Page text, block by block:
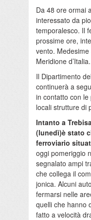
Da 48 ore ormai
interessato da
temporalesco. Il
prossime ore,
vento.
Meridione d’Italia.
Il Dipartimento
continuerà a
in contatto con
locali strutture di
Intanto a
(lunedì)è stato
ferroviario
oggi pomeriggio
segnalato ampi
che collega il
jonica. Alcuni
fermarsi nelle
quelli che hanno
fatto a velocità